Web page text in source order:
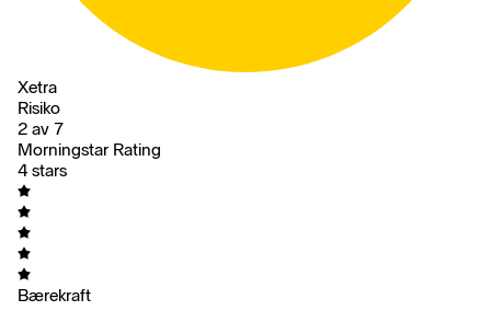
Xetra
Risiko
2 av 7
Morningstar Rating
4 stars
Bærekraft